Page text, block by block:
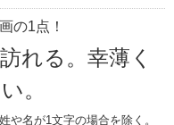
の1点！
れる。幸薄く
。
や名が1文字の場合を除く。